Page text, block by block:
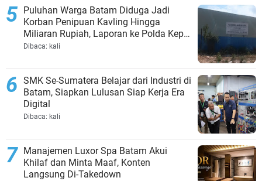
Puluhan Warga Batam Diduga Jadi
Korban Penipuan Kavling Hingga
Miliaran Rupiah, Laporan ke Polda Kepri
Jalan di Tempat?
Dibaca: kali
SMK Se-Sumatera Belajar dari Industri di
Batam, Siapkan Lulusan Siap Kerja Era
Digital
Dibaca: kali
Manajemen Luxor Spa Batam Akui
Khilaf dan Minta Maaf, Konten
Langsung Di-Takedown